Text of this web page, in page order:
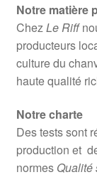
Notre matière
ChezLe Riff
producteurs
culture du
haute qualité
Notre charte
Des tests sont
production et
normes Qualité